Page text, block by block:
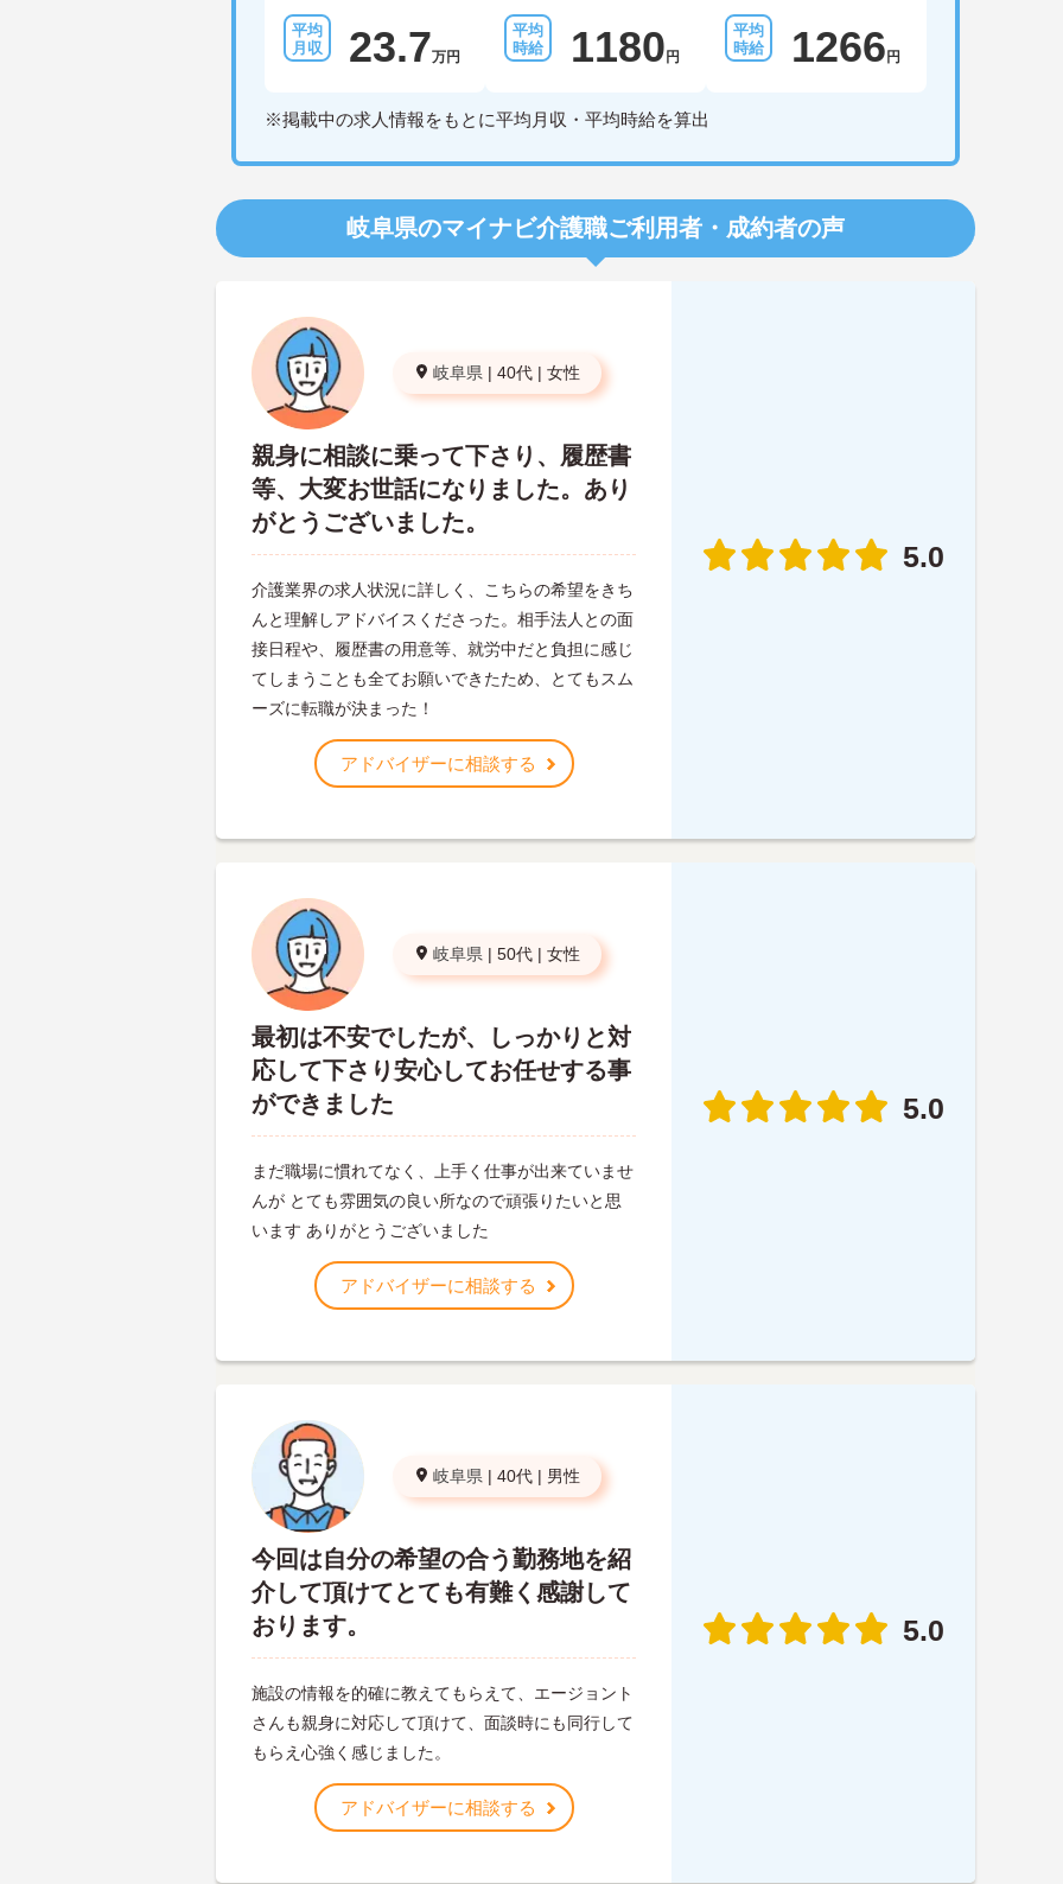
23.7万円 1180 円 1266 円
※掲載中の求人情報をもとに平均月収・平均時給を算出
岐阜県のマイナビ介護職ご利用者・成約者の声
岐阜県 | 40代 | 女性
親身に相談に乗って下さり、履歴書
等、大変お世話になりました。あり
がとうございました。
介護業界の求人状況に詳しく、こちらの希望をきち
んと理解しアドバイスくださった。相手法人との面
接日程や、履歴書の用意等、就労中だと負担に感じ
てしまうことも全てお願いできたため、とてもスム
ーズに転職が決まった！
アドバイザーに相談する
5.0
岐阜県 | 50代 | 女性
最初は不安でしたが、しっかりと対
応して下さり安心してお任せする事
ができました
まだ職場に慣れてなく、上手く仕事が出来ていませ
んが とても雰囲気の良い所なので頑張りたいと思
います ありがとうございました
アドバイザーに相談する
5.0
岐阜県 | 40代 | 男性
今回は自分の希望の合う勤務地を紹
介して頂けてとても有難く感謝して
おります。
施設の情報を的確に教えてもらえて、エージョント
さんも親身に対応して頂けて、面談時にも同行して
もらえ心強く感じました。
アドバイザーに相談する
5.0